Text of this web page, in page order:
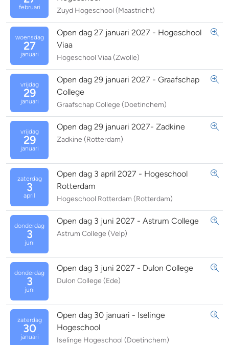
februari Zuyd Hogeschool (Maastricht)
woensdag
27
januari
Open dag 27 januari 2027 - Hogeschool
Viaa
Hogeschool Viaa (Zwolle)
vrijdag
29
januari
Open dag 29 januari 2027 - Graafschap
College
Graafschap College (Doetinchem)
vrijdag
29
januari
Open dag 29 januari 2027- Zadkine
Zadkine (Rotterdam)
zaterdag
3
april
Open dag 3 april 2027 - Hogeschool
Rotterdam
Hogeschool Rotterdam (Rotterdam)
donderdag
3
juni
Open dag 3 juni 2027 - Astrum College
Astrum College (Velp)
donderdag
3
juni
Open dag 3 juni 2027 - Dulon College
Dulon College (Ede)
zaterdag
30
januari
Open dag 30 januari - Iselinge
Hogeschool
Iselinge Hogeschool (Doetinchem)